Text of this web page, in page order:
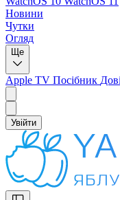
Новини
Чутки
Огляд
Ще
Apple TV Посібник
Увійти